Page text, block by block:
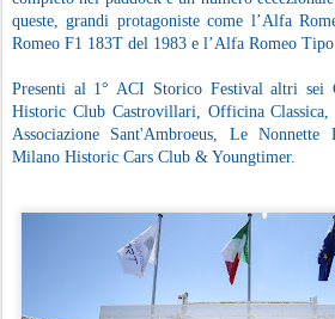
queste, grandi protagoniste come l’Alfa
Romeo F1 183T del 1983 e l’Alfa Romeo
Presenti al 1° ACI Storico Festival altri
Historic Club Castrovillari, Officina Classica,
Associazione Sant'Ambroeus, Le
Milano Historic Cars Club & Youngtimer.